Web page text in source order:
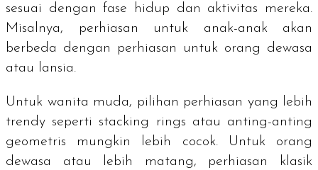
sesuai dengan fase hidup dan aktivitas mereka.
Misalnya, perhiasan untuk anak-anak akan
berbeda dengan perhiasan untuk orang dewasa
atau lansia.
Untuk wanita muda, pilihan perhiasan yang lebih
trendy seperti stacking rings atau anting-anting
geometris mungkin lebih cocok. Untuk orang
dewasa atau lebih matang, perhiasan klasik